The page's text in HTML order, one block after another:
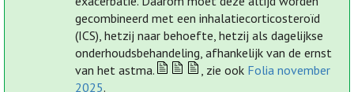
gecombineerd met een inhalatiecorticosteroïd
(ICS), hetzij naar behoefte, hetzij als dagelijkse
onderhoudsbehandeling, afhankelijk van de ernst
van het astma.
, zie ook Folia november
2025.